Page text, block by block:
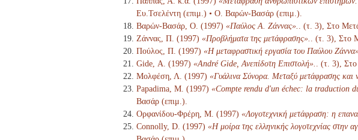
Ευ.Τσελέντη (επιμ.) • Ο. Βαρών-Βασάρ (επιμ.).
Βαρών-Βασάρ, Ο. (1997) «Παύλος Α. Ζάννας».
. (τ. 3), Στο
Ζάννας, Π. (1997) «Προβλήματα της μετάφρασης».
. (τ. 3), Στο
Πούλος, Π. (1997) «Η μεταφραστική εργασία του Παύλου
Gide, Α. (1997) «André Gide, Ανεπίδοτη Επιστολή».
. (τ. 3),
Μολφέση, Λ. (1997) «Γυάλινα Σύνορα. Μεταξύ μετάφρασης και
Papadima, M. (1997) «Compte rendu d'un échec: la traduction
Βασάρ (επιμ.).
Ορφανίδου-Φρέρη, Μ. (1997) «Λογοτεχνική μετάφραση: η
Connolly, D. (1997) «Η μοίρα της ελληνικής λογοτεχνίας στην